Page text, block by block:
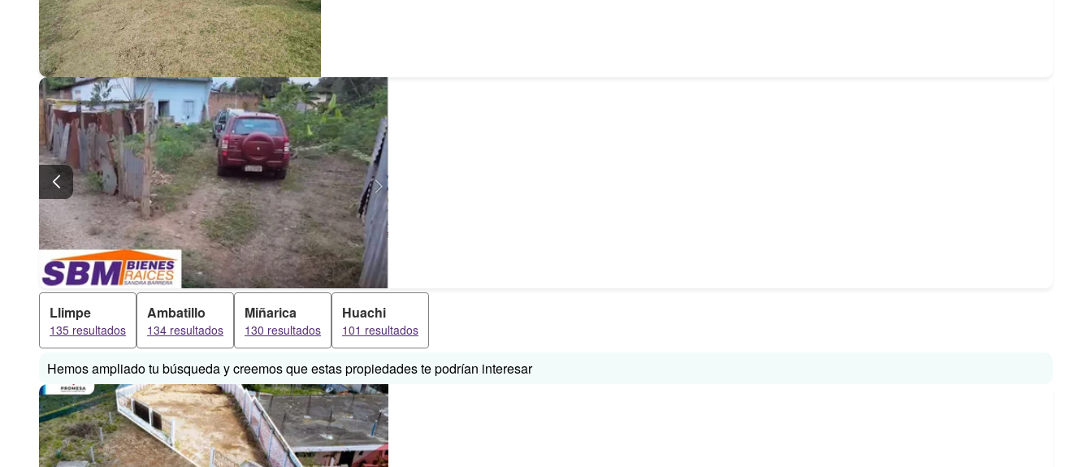
Llimpe
135 resultados
Ambatillo
134 resultados
Miñarica
130 resultados
Huachi
101 resultados
Hemos ampliado tu búsqueda y creemos que estas propiedades te podrían interesar